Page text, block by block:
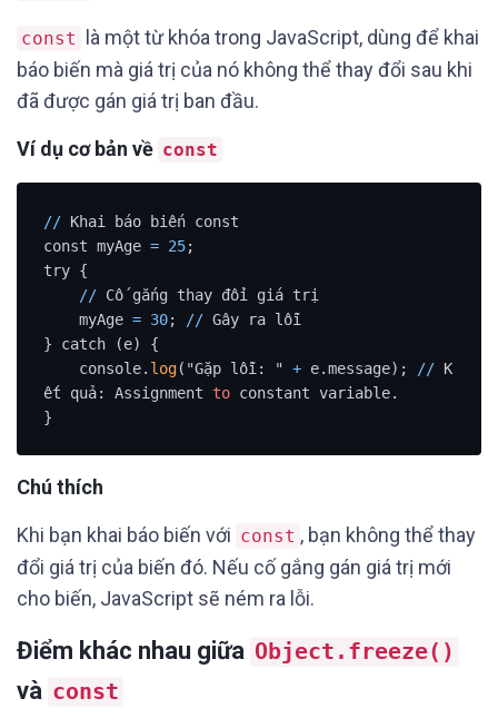
const
là một từ khóa trong JavaScript, dùng để khai
báo biến mà giá trị của nó không thể thay đổi sau khi
đã được gán giá trị ban đầu.
Ví dụ cơ bản về const
// Khai báo biến const
const myAge = 25;
try {
// Cố gắng thay đổi giá trị
    myAge
= 30; // Gây ra lỗi
} catch (e) {
    console.
log("Gặp lỗi: " + e.message); // K
ết quả: Assignment to constant variable.
Chú thích
Khi bạn khai báo biến với const , bạn không thể thay
đổi giá trị của biến đó. Nếu cố gắng gán giá trị mới
cho biến, JavaScript sẽ ném ra lỗi.
Điểm khác nhau giữa Object.freeze()
và const